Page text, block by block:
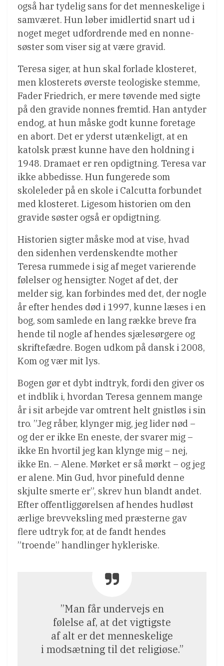
også har tydelig sans for det menneskelige i
samværet. Hun løber imidlertid snart ud i
noget meget udfordrende med en nonne-
søster som viser sig at være gravid.
Teresa siger, at hun skal forlade klosteret,
men klosterets øverste teologiske stemme,
Fader Friedrich, er mere tøvende med sigte
på den gravide nonnes fremtid. Han antyder
endog, at hun måske godt kunne foretage
en abort. Det er yderst utænkeligt, at en
katolsk præst kunne have den holdning i
1948. Dramaet er ren opdigtning. Teresa var
ikke abbedisse. Hun fungerede som
skoleleder på en skole i Calcutta forbundet
med klosteret. Ligesom historien om den
gravide søster også er opdigtning.
Historien sigter måske mod at vise, hvad
den sidenhen verdenskendte mother
Teresa rummede i sig af meget varierende
følelser og hensigter. Noget af det, der
melder sig, kan forbindes med det, der nogle
år efter hendes død i 1997, kunne læses i en
bog, som samlede en lang række breve fra
hende til nogle af hendes sjælesørgere og
skriftefædre. Bogen udkom på dansk i 2008,
Kom og vær mit lys.
Bogen gør et dybt indtryk, fordi den giver os
et indblik i, hvordan Teresa gennem mange
år i sit arbejde var omtrent helt gnistløs i sin
tro. ”Jeg råber, klynger mig, jeg lider nød –
og der er ikke En eneste, der svarer mig –
ikke En hvortil jeg kan klynge mig – nej,
ikke En. – Alene. Mørket er så mørkt – og jeg
er alene. Min Gud, hvor pinefuld denne
skjulte smerte er”, skrev hun blandt andet.
Efter offentliggørelsen af hendes hudløst
ærlige brevveksling med præsterne gav
flere udtryk for, at de fandt hendes
”troende” handlinger hykleriske.
”Man får undervejs en
følelse af, at det vigtigste
af alt er det menneskelige
i modsætning til det religiøse.”